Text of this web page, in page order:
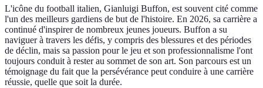
L'icône du football italien, Gianluigi Buffon, est souvent cité comme
l'un des meilleurs gardiens de but de l'histoire. En 2026, sa carrière a
continué d'inspirer de nombreux jeunes joueurs. Buffon a su
naviguer à travers les défis, y compris des blessures et des périodes
de déclin, mais sa passion pour le jeu et son professionnalisme l'ont
toujours conduit à rester au sommet de son art. Son parcours est un
témoignage du fait que la persévérance peut conduire à une carrière
réussie, quelle que soit la durée.